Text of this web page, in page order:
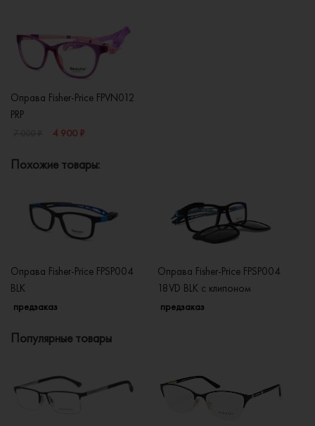
Оправа Fisher-Price FPVN012
PRP
4 900 ₽
Похожие товары:
Оправа Fisher-Price FPSP004
BLK
предзаказ
Оправа Fisher-Price FPSP004
18VD BLK с клипоном
предзаказ
Популярные товары